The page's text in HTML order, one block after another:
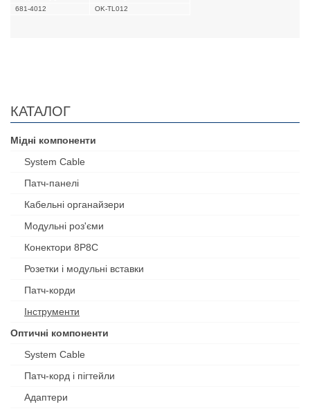
681-4012 OK-TL012
КАТАЛОГ
Мідні компоненти
System Cable
Патч-панелі
Кабельні органайзери
Модульні роз'єми
Конектори 8P8C
Розетки і модульні вставки
Патч-корди
Інструменти
Оптичні компоненти
System Cable
Патч-корд і пігтейли
Адаптери